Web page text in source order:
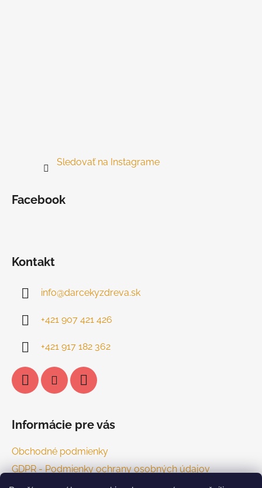
Sledovať na Instagrame
Facebook
Kontakt
info@darcekyzdreva.sk
+421 907 421 426
+421 917 182 362
Informácie pre vás
Obchodné podmienky
GDPR - Podmienky ochrany osobných údajov